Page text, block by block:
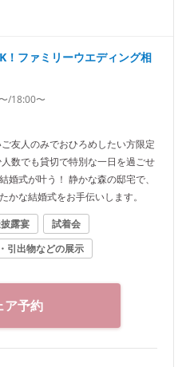
！ファミリーウエディング相
/18:00〜
ご友人のみでおひろめしたい方限定
数でも貸切で特別な一日を過ごせ
婚式が叶う！ 静かな森の邸宅で、
かな結婚式をお手伝いします。
露宴
試着会
引出物などの展示
ア予約